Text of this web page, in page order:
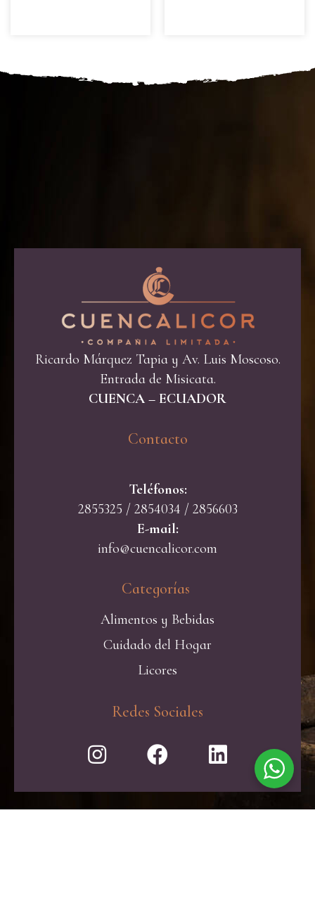
Ricardo Márquez Tapia y Av. Luis Moscoso.
Entrada de Misicata.
CUENCA – ECUADOR
Contacto​
Teléfonos:
2855325 / 2854034 / 2856603
E-mail:
info@cuencalicor.com
Categorías ​
Alimentos y Bebidas
Cuidado del Hogar
Licores
Redes Sociales